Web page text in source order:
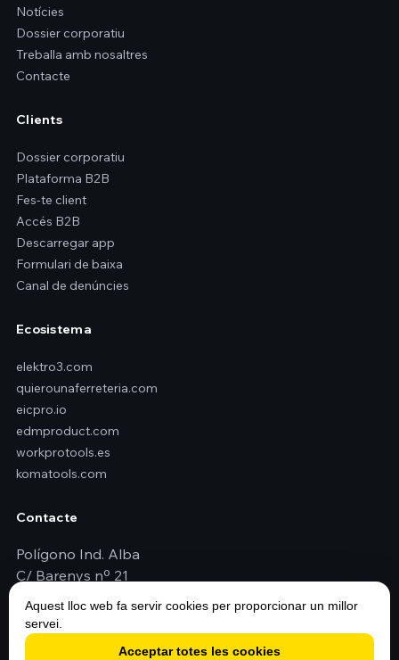
Notícies
Dossier corporatiu
Treballa amb nosaltres
Contacte
Clients
Dossier corporatiu
Plataforma B2B
Fes-te client
Accés B2B
Descarregar app
Formulari de baixa
Canal de denúncies
Ecosistema
elektro3.com
quierounaferreteria.com
eicpro.io
edmproduct.com
workprotools.es
komatools.com
Contacte
Polígono Ind. Alba
C/ Barenys nº 21
43480 Vilaseca (Tarragona - España)
+34 977 79 29 45
elektro3@elektro3.com
Aquest lloc web fa servir cookies per proporcionar un millor
servei.
Acceptar totes les cookies